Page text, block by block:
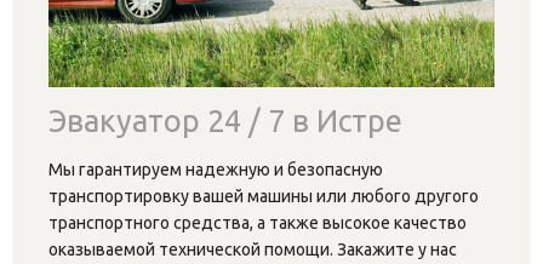
Эвакуатор 24 / 7 в Истре
Мы гарантируем надежную и безопасную
транспортировку вашей машины или любого другого
транспортного средства, а также высокое качество
оказываемой технической помощи. Закажите у нас